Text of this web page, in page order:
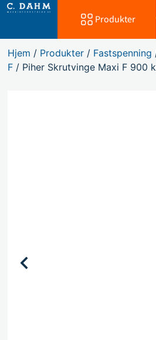
Produkter
Hjem / Produkter / Fastspenning
F / Piher Skrutvinge Maxi F 900